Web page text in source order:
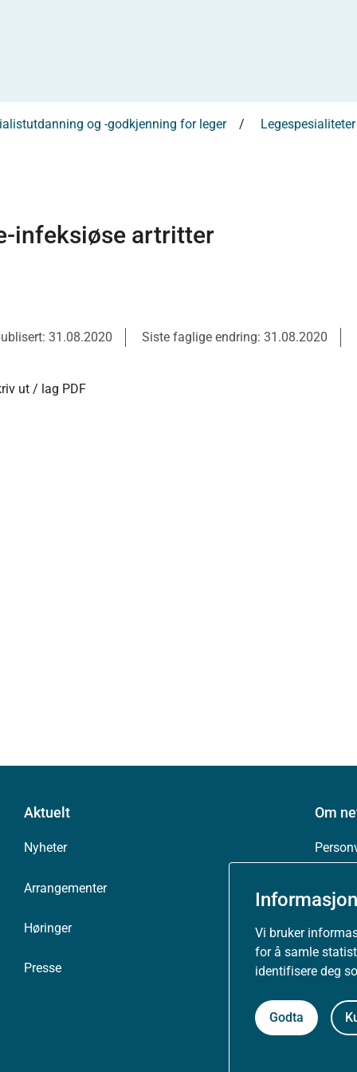
Vi bruker
for å samle
identifisere deg
Godta
og -godkjenning for leger Legespesialiteter
infeksiøse artritter
31.08.2020 Siste faglige endring: 31.08.2020
ut / lag PDF
Aktuelt
Nyheter
Arrangementer
Høringer
Presse
Om
Åpne